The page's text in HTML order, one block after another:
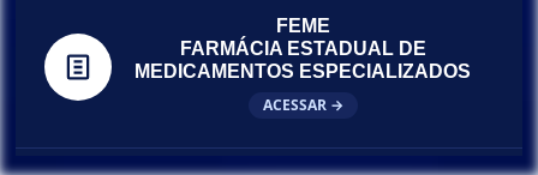
FEME
FARMÁCIA ESTADUAL DE
MEDICAMENTOS ESPECIALIZADOS
ACESSAR →